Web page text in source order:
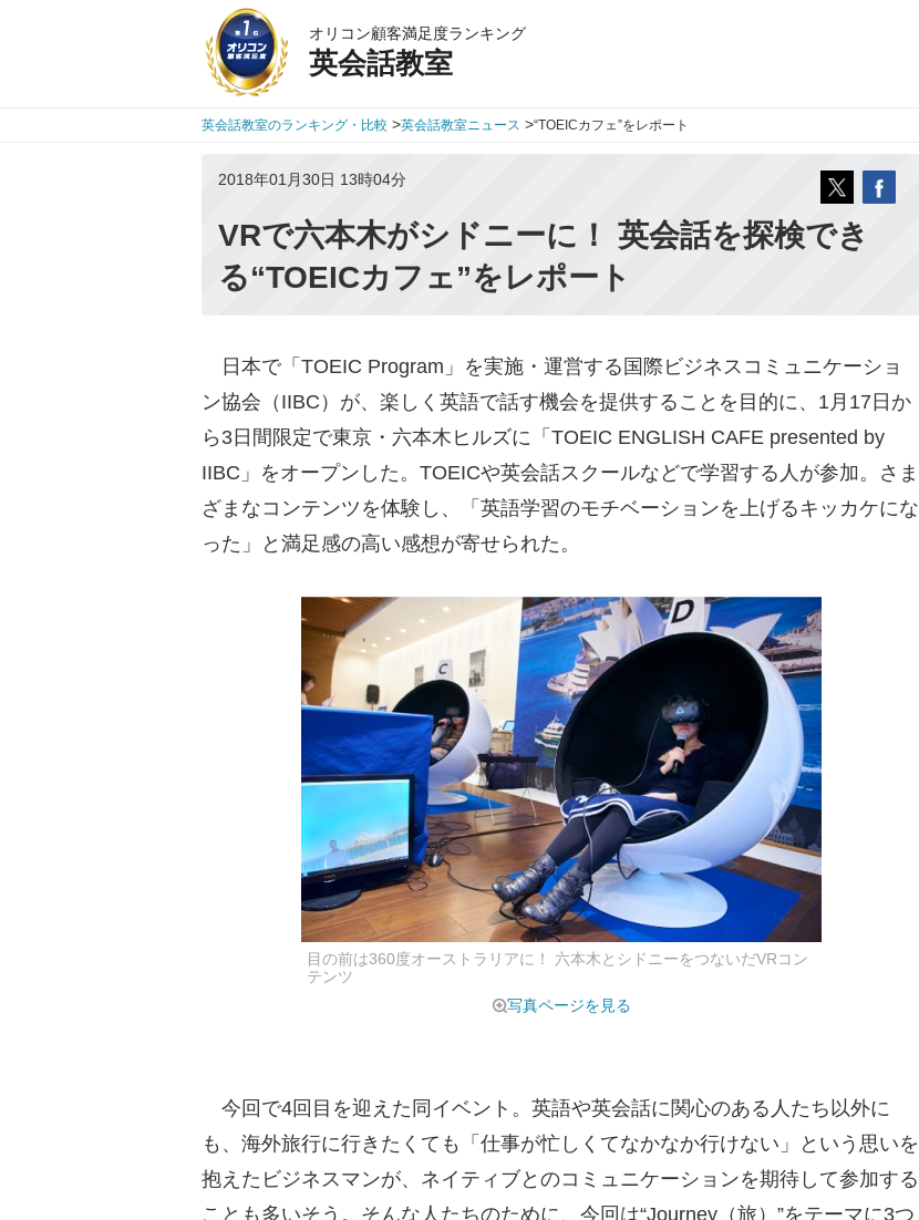
オリコン顧客満足度ランキング
英会話教室
英会話教室のランキング・比較 >英会話教室ニュース >“TOEICカフェ”をレポート
2018年01月30日 13時04分
VRで六本木がシドニーに！ 英会話を探検でき
る“TOEICカフェ”をレポート
日本で「TOEIC Program」を実施・運営する国際ビジネスコミュニケーショ
ン協会（IIBC）が、楽しく英語で話す機会を提供することを目的に、1月17日か
ら3日間限定で東京・六本木ヒルズに「TOEIC ENGLISH CAFE presented by
IIBC」をオープンした。TOEICや英会話スクールなどで学習する人が参加。さま
ざまなコンテンツを体験し、「英語学習のモチベーションを上げるキッカケにな
った」と満足感の高い感想が寄せられた。
目の前は360度オーストラリアに！ 六本木とシドニーをつないだVRコン
テンツ
写真ページを見る
今回で4回目を迎えた同イベント。英語や英会話に関心のある人たち以外に
も、海外旅行に行きたくても「仕事が忙しくてなかなか行けない」という思いを
抱えたビジネスマンが、ネイティブとのコミュニケーションを期待して参加する
ことも多いそう。そんな人たちのために、今回は“Journey（旅）”をテーマに3つ